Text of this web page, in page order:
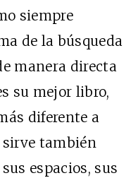
siempre
de la búsqueda
manera directa
su mejor libro,
diferente a
también
espacios, sus